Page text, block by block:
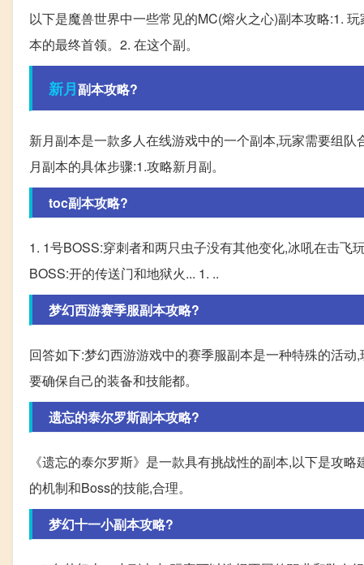
以下是魔兽世界中一些常见的MC(熔火之心)副本攻略:1.
本的最终首领。2. 在这个副。
新月副本攻略?
新月副本是一款多人在线游戏中的一个副本,玩家需要组
月副本的具体步骤:1.攻略新月副。
toc副本攻略?
1. 1号BOSS:穿刺者和两只虫子没有其他变化,冰吼在击飞
BOSS:开的传送门和地狱火... 1. ..
梦幻西游赛季服副本攻略?
回答如下:梦幻西游游戏中的赛季服副本是一种特殊的活
要确保自己的装备和技能都。
遗忘的泰尔罗斯副本攻略?
《遗忘的泰尔罗斯》是一款具有挑战性的副本,以下是攻
的机制和Boss的技能,合理。
梦幻十一小副本攻略?